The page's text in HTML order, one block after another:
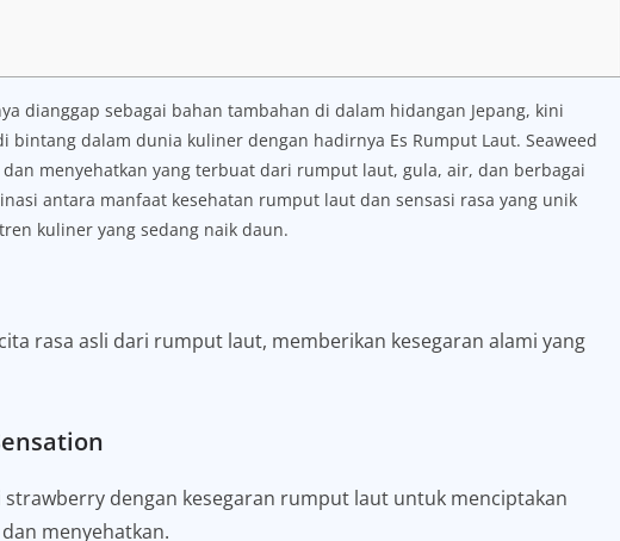
dianggap sebagai bahan tambahan di dalam hidangan Jepang, kini
bintang dalam dunia kuliner dengan hadirnya Es Rumput Laut. Seaweed
menyehatkan yang terbuat dari rumput laut, gula, air, dan berbagai
antara manfaat kesehatan rumput laut dan sensasi rasa yang unik
kuliner yang sedang naik daun.
rasa asli dari rumput laut, memberikan kesegaran alami yang
strawberry dengan kesegaran rumput laut untuk menciptakan
menyehatkan.